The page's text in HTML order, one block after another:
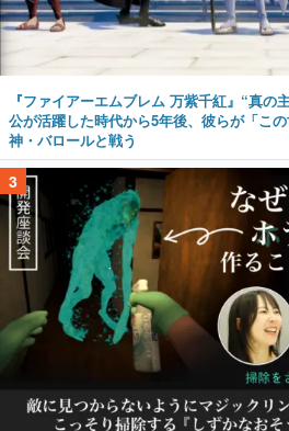
『ファイアーエムブレム 万紫千紅』“真の
公が活躍した時代から5年後、彼らが「こ
神・バロールと戦う
3